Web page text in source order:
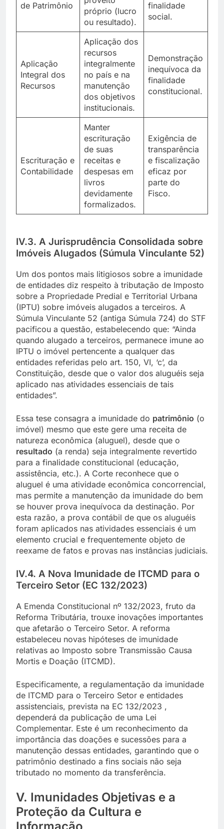
de Patrimônio
próprio (lucro
ou resultado).
finalidade
social.
Aplicação
Integral dos
Recursos
Aplicação dos
recursos
integralmente
no país e na
manutenção
dos objetivos
institucionais.
Demonstração
inequívoca da
finalidade
constitucional.
Escrituração e
Contabilidade
Manter
escrituração
de suas
receitas e
despesas em
livros
devidamente
formalizados.
Exigência de
transparência
e fiscalização
eficaz por
parte do
Fisco.
IV.3. A Jurisprudência Consolidada sobre
Imóveis Alugados (Súmula Vinculante 52)
Um dos pontos mais litigiosos sobre a imunidade
de entidades diz respeito à tributação de Imposto
sobre a Propriedade Predial e Territorial Urbana
(IPTU) sobre imóveis alugados a terceiros. A
Súmula Vinculante 52 (antiga Súmula 724) do STF
pacificou a questão, estabelecendo que: “Ainda
quando alugado a terceiros, permanece imune ao
IPTU o imóvel pertencente a qualquer das
entidades referidas pelo art. 150, VI, ‘c’, da
Constituição, desde que o valor dos aluguéis seja
aplicado nas atividades essenciais de tais
entidades”.
Essa tese consagra a imunidade do patrimônio (o
imóvel) mesmo que este gere uma receita de
natureza econômica (aluguel), desde que o
resultado (a renda) seja integralmente revertido
para a finalidade constitucional (educação,
assistência, etc.). A Corte reconhece que o
aluguel é uma atividade econômica concorrencial,
mas permite a manutenção da imunidade do bem
se houver prova inequívoca da destinação. Por
esta razão, a prova contábil de que os aluguéis
foram aplicados nas atividades essenciais é um
elemento crucial e frequentemente objeto de
reexame de fatos e provas nas instâncias judiciais.
IV.4. A Nova Imunidade de ITCMD para o
Terceiro Setor (EC 132/2023)
A Emenda Constitucional nº 132/2023, fruto da
Reforma Tributária, trouxe inovações importantes
que afetarão o Terceiro Setor. A reforma
estabeleceu novas hipóteses de imunidade
relativas ao Imposto sobre Transmissão Causa
Mortis e Doação (ITCMD).
Especificamente, a regulamentação da imunidade
de ITCMD para o Terceiro Setor e entidades
assistenciais, prevista na EC 132/2023 ,
dependerá da publicação de uma Lei
Complementar. Este é um reconhecimento da
importância das doações e sucessões para a
manutenção dessas entidades, garantindo que o
patrimônio destinado a fins sociais não seja
tributado no momento da transferência.
V. Imunidades Objetivas e a
Proteção da Cultura e
Informação